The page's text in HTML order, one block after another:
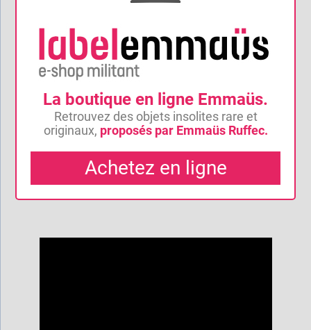
La boutique en ligne Emmaüs.
Retrouvez des objets insolites rare et
originaux, proposés par Emmaüs Ruffec.
Achetez en ligne